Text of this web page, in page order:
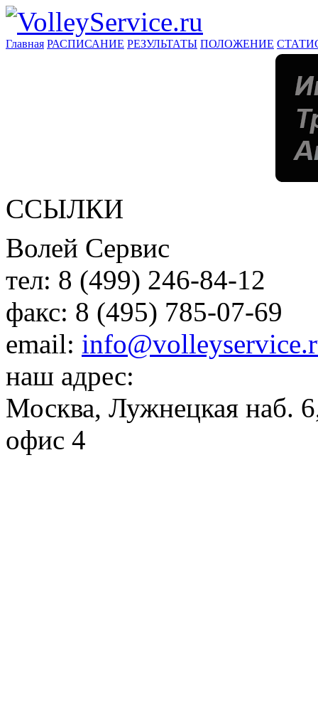
Главная РАСПИСАНИЕ РЕЗУЛЬТАТЫ ПОЛОЖЕНИЕ
ССЫЛКИ
Волей Сервис
тел: 8 (499) 246-84-12
факс: 8 (495) 785-07-69
email:
наш адрес:
Москва, Лужнецкая наб.
офис 4